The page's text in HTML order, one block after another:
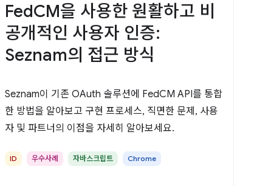
FedCM을 사용한 원활하고 비
공개적인 사용자 인증:
Seznam의 접근 방식
Seznam이 기존 OAuth 솔루션에 FedCM API를 통합
한 방법을 알아보고 구현 프로세스, 직면한 문제, 사용
자 및 파트너의 이점을 자세히 알아보세요.
ID 우수사례 자바스크립트 Chrome